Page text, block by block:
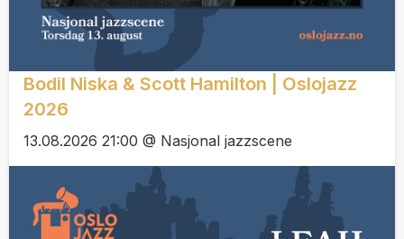
Bodil Niska & Scott Hamilton | Oslojazz
2026
13.08.2026 21:00 @ Nasjonal jazzscene